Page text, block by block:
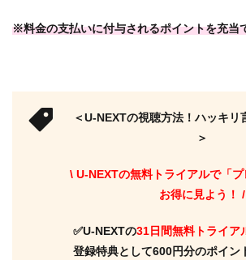
※料金の支払いに付与されるポイントを充当
＜U-NEXTの視聴方法！ハッキリ
＞
\ U-NEXTの無料トライアルで「
お得に見よう！ /
✅U-NEXTの31日間無料トライア
登録特典として600円分のポイン